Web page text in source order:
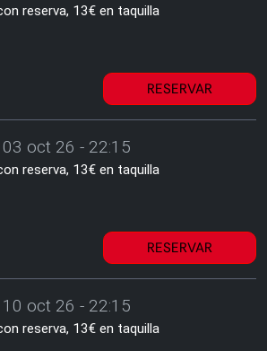
reserva, 13€ en taquilla
RESERVAR
03 oct 26 - 22:15
reserva, 13€ en taquilla
RESERVAR
10 oct 26 - 22:15
reserva, 13€ en taquilla